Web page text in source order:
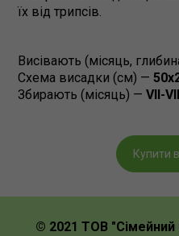
їх від трипсів.
Висівають (місяць,
Схема висадки (см) —
Збирають (місяць) —VII-
Купити
© 2021 ТОВ "Сімейний